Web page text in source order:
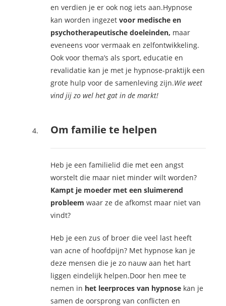
en verdien je er ook nog iets aan.Hypnose
kan worden ingezetvoor medische en
psychotherapeutische doeleinden, maar
eveneens voor vermaak en zelfontwikkeling.
Ook voor thema’s als sport, educatie en
revalidatie kan je met je hypnose-praktijk een
grote hulp voor de samenleving zijn.Wie weet
vind jij zo wel het gat in de markt!
Om familie te helpen
Heb je een familielid die met een angst
worstelt die maar niet minder wilt worden?
Kampt je moeder met een sluimerend
probleem waar ze de afkomst maar niet van
vindt?
Heb je een zus of broer die veel last heeft
van acne of hoofdpijn? Met hypnose kan je
deze mensen die je zo nauw aan het hart
liggen eindelijk helpen.Door hen mee te
nemen in het leerproces van hypnose kan je
samen de oorsprong van conflicten en